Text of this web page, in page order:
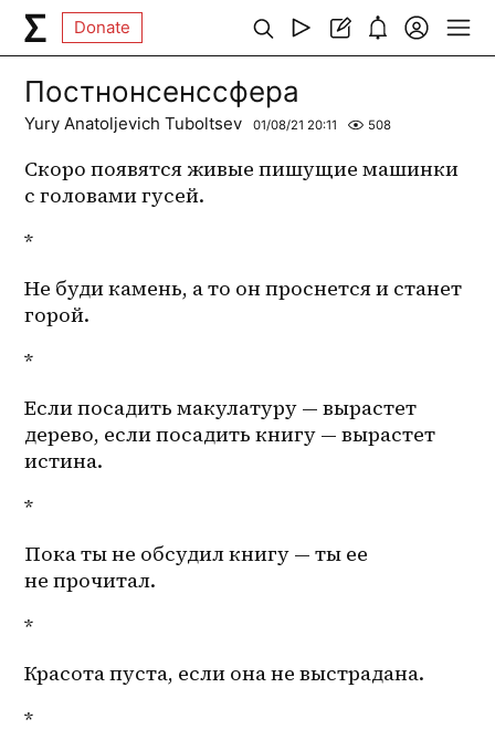
Donate
Постнонсенссфера
Yury Anatoljevich Tuboltsev 01/08/21 20:11 508
Скоро появятся живые пишущие машинки
с головами гусей.
*
Не буди камень, а то он проснется и станет
горой.
*
Если посадить макулатуру — вырастет
дерево, если посадить книгу — вырастет
истина.
*
Пока ты не обсудил книгу — ты ее
не прочитал.
*
Красота пуста, если она не выстрадана.
*